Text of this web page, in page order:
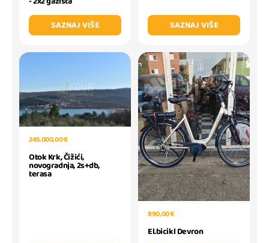
SAZNAJ VIŠE
SAZNAJ VIŠE
245.000,00 €
Otok Krk, Čižići,
novogradnja, 2s+db,
terasa
890,00 €
El.bicikl Devron